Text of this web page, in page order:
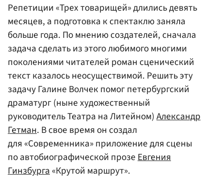
Репетиции «Трех товарищей» длились девять
месяцев, а подготовка к спектаклю заняла
больше года. По мнению создателей, сначала
задача сделать из этого любимого многими
поколениями читателей роман сценический
текст казалось неосуществимой. Решить эту
задачу Галине Волчек помог петербургский
драматург (ныне художественный
руководитель Театра на Литейном)Александр
Гетман. В свое время он создал
для «Современника» приложение для сцены
по автобиографической прозеЕвгения
Гинзбурга«Крутой маршрут».